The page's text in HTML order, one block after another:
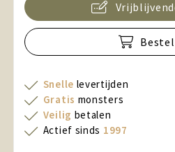
Snelle levertijden
Gratis monsters
Veilig betalen
Actief sinds 1997